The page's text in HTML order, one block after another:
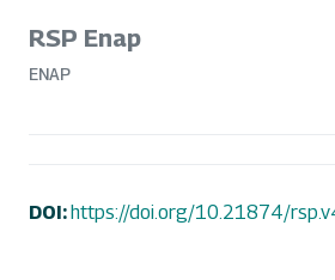
RSP Enap
ENAP
DOI:https://doi.org/10.21874/